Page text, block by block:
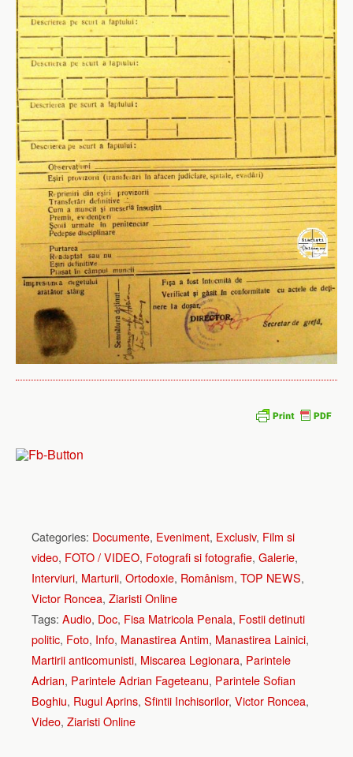
Categories: Documente, Eveniment, Exclusiv, Film si
video, FOTO / VIDEO, Fotografi si fotografie, Galerie,
Interviuri, Marturii, Ortodoxie, Românism, TOP NEWS,
Victor Roncea, Ziaristi Online
Tags: Audio, Doc, Fisa Matricola Penala, Fostii detinuti
politic, Foto, Info, Manastirea Antim, Manastirea Lainici,
Martirii anticomunisti, Miscarea Legionara, Parintele
Adrian, Parintele Adrian Fageteanu, Parintele Sofian
Boghiu, Rugul Aprins, Sfintii Inchisorilor, Victor Roncea,
Video, Ziaristi Online